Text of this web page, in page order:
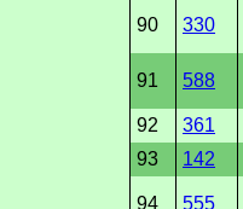
90 330
91 588
92 361
93
142
94 555